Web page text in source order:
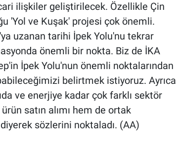
ilişkiler geliştirilecek. Özellikle Çin
'Yol ve Kuşak' projesi çok önemli.
uzanan tarihi İpek Yolu'nu tekrar
önemli bir nokta. Biz de İKA
İpek Yolu'nun önemli noktalarından
belirtmek istiyoruz. Ayrıca
ve enerjiye kadar çok farklı sektör
ürün satın alımı hem de ortak
sözlerini noktaladı. (AA)